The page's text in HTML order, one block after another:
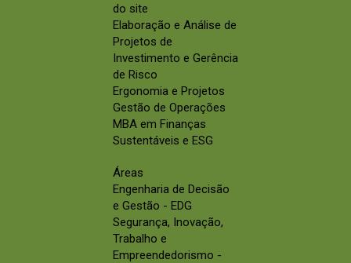
do site
Elaboração e Análise de
Projetos de
Investimento e Gerência
de Risco
Ergonomia e Projetos
Gestão de Operações
MBA em Finanças
Sustentáveis e ESG
Áreas
Engenharia de Decisão
e Gestão - EDG
Segurança, Inovação,
Trabalho e
Empreendedorismo -